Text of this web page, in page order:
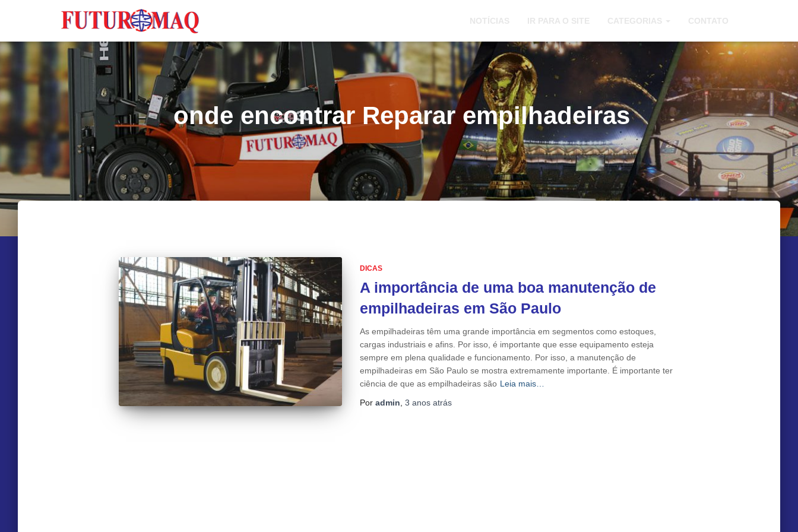
NOTÍCIAS IR PARA O SITE CATEGORIAS CONTATO
onde encontrar Reparar empilhadeiras
DICAS
A importância de uma boa manutenção de
empilhadeiras em São Paulo
As empilhadeiras têm uma grande importância em segmentos como estoques,
cargas industriais e afins. Por isso, é importante que esse equipamento esteja
sempre em plena qualidade e funcionamento. Por isso, a manutenção de
empilhadeiras em São Paulo se mostra extremamente importante. É importante ter
ciência de que as empilhadeiras são Leia mais…
Por admin 3 anosatrás